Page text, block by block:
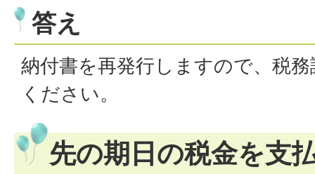
答え
納付書を再発行しますので、税
ください。
先の期日の税金を支